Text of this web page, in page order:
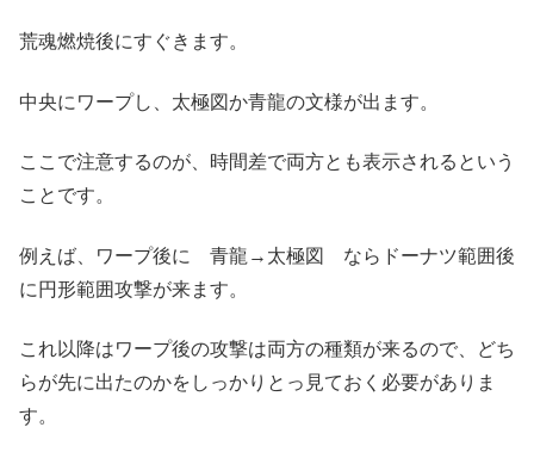
荒魂燃焼後にすぐきます。
中央にワープし、太極図か青龍の文様が出ます。
ここで注意するのが、時間差で両方とも表示されるという
ことです。
例えば、ワープ後に 青龍→太極図 ならドーナツ範囲後
に円形範囲攻撃が来ます。
これ以降はワープ後の攻撃は両方の種類が来るので、どち
らが先に出たのかをしっかりとっ見ておく必要がありま
す。